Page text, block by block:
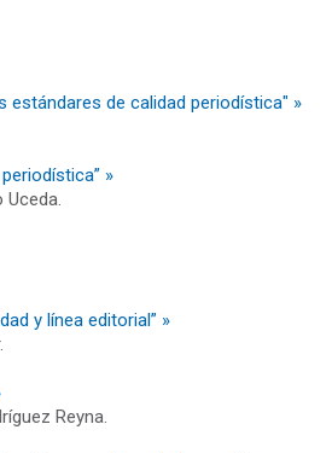
estándares de calidad periodística" »
»
Uceda.
y línea editorial” »
Reyna.